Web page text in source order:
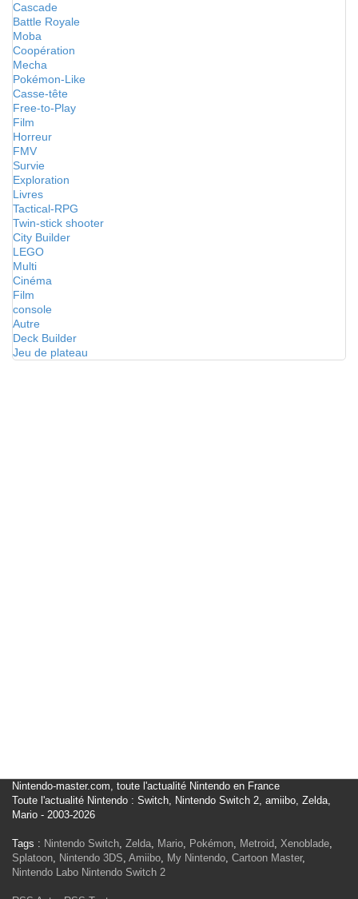
Cascade
Battle Royale
Moba
Coopération
Mecha
Pokémon-Like
Casse-tête
Free-to-Play
Film
Horreur
FMV
Survie
Exploration
Livres
Tactical-RPG
Twin-stick shooter
City Builder
LEGO
Multi
Cinéma
Film
console
Autre
Deck Builder
Jeu de plateau
Nintendo-master.com, toute l'actualité Nintendo en France
Toute l'actualité Nintendo : Switch, Nintendo Switch 2, amiibo, Zelda,
Mario - 2003-2026
Tags : Nintendo Switch, Zelda, Mario, Pokémon, Metroid, Xenoblade,
Splatoon, Nintendo 3DS, Amiibo, My Nintendo, Cartoon Master,
Nintendo Labo Nintendo Switch 2